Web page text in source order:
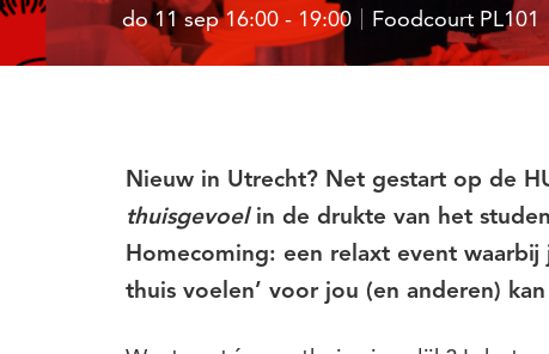
do 11 sep 16:00 - 19:00 Foodcourt PL101
Nieuw in Utrecht? Net gestart op de
thuisgevoelin de drukte van het
Homecoming: een relaxt event
thuis voelen’ voor jou (en anderen)